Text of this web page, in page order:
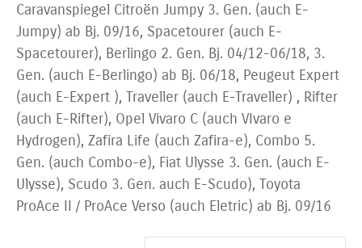
Caravanspiegel Citroën Jumpy 3. Gen. (auch E-
Jumpy) ab Bj. 09/16, Spacetourer (auch E-
Spacetourer), Berlingo 2. Gen. Bj. 04/12-06/18, 3.
Gen. (auch E-Berlingo) ab Bj. 06/18, Peugeut Expert
(auch E-Expert ), Traveller (auch E-Traveller) , Rifter
(auch E-Rifter), Opel Vivaro C (auch VIvaro e
Hydrogen), Zafira Life (auch Zafira-e), Combo 5.
Gen. (auch Combo-e), Fiat Ulysse 3. Gen. (auch E-
Ulysse), Scudo 3. Gen. auch E-Scudo), Toyota
ProAce II / ProAce Verso (auch Eletric) ab Bj. 09/16